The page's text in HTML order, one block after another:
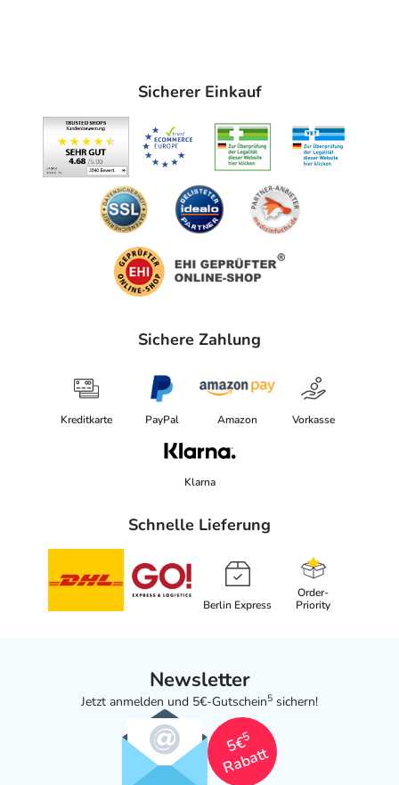
Sicherer Einkauf
Sichere Zahlung
Kreditkarte PayPal Amazon Vorkasse
Klarna
Schnelle Lieferung
Berlin Express
Order-
Priority
Newsletter
Jetzt anmelden und 5€-Gutschein5 sichern!
5€
5
Rabatt